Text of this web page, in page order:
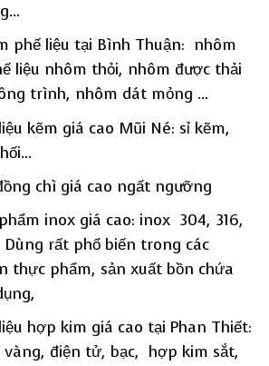
phế liệu tại Bình Thuận: nhôm
liệu nhôm thỏi, nhôm được thải
trình, nhôm dát mỏng …
kẽm giá cao Mũi Né: sỉ kẽm,
chì giá cao ngất ngưỡng
inox giá cao: inox 304, 316,
Dùng rất phổ biến trong các
thực phẩm, sản xuất bồn chứa
hợp kim giá cao tại Phan Thiết:
điện tử, bạc, hợp kim sắt,